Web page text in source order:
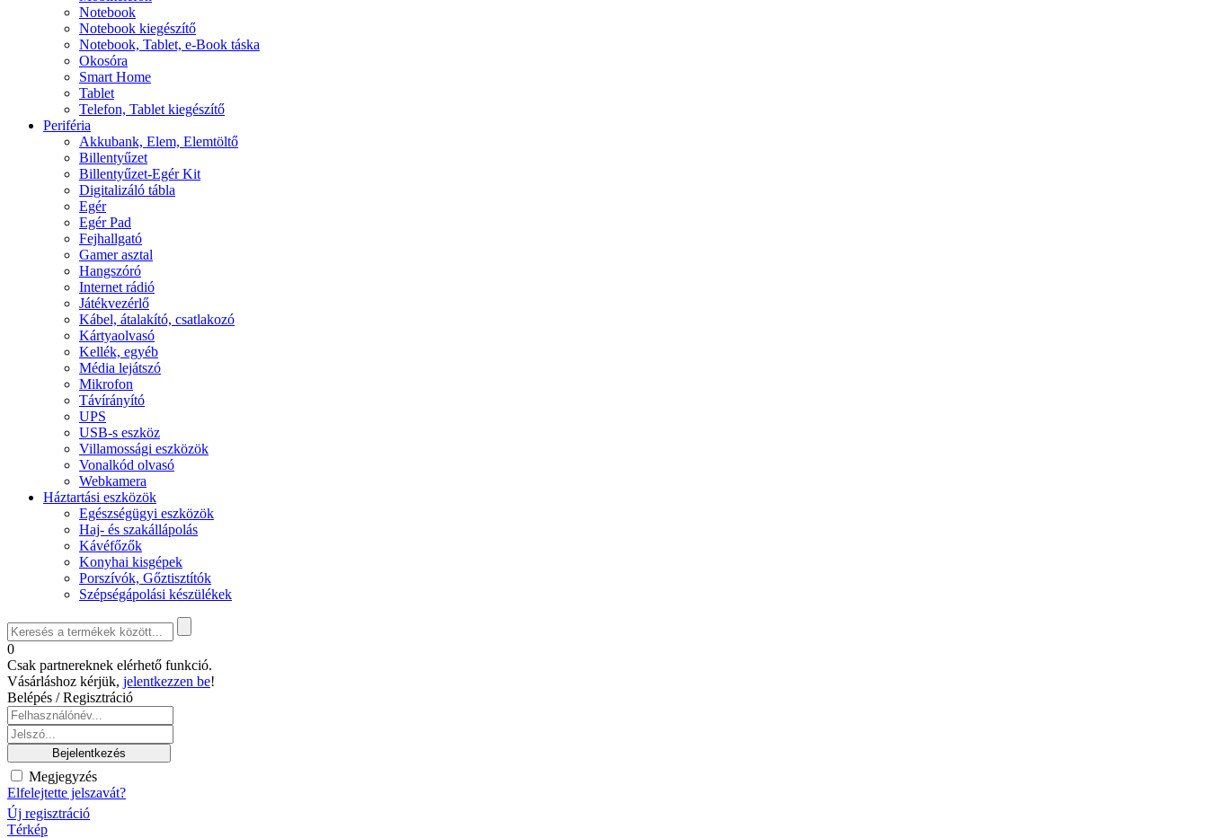
Notebook
Notebook kiegészítő
Notebook, Tablet, e-Book táska
Okosóra
Smart Home
Tablet
Telefon, Tablet kiegészítő
Periféria
Akkubank, Elem, Elemtöltő
Billentyűzet
Billentyűzet-Egér Kit
Digitalizáló tábla
Egér
Egér Pad
Fejhallgató
Gamer asztal
Hangszóró
Internet rádió
Játékvezérlő
Kábel, átalakító, csatlakozó
Kártyaolvasó
Kellék, egyéb
Média lejátszó
Mikrofon
Távírányító
UPS
USB-s eszköz
Villamossági eszközök
Vonalkód olvasó
Webkamera
Háztartási eszközök
Egészségügyi eszközök
Haj- és szakállápolás
Kávéfőzők
Konyhai kisgépek
Porszívók, Gőztisztítók
Szépségápolási készülékek
0
Csak partnereknek elérhető funkció.
Vásárláshoz kérjük, jelentkezzen be!
Belépés / Regisztráció
Megjegyzés
Elfelejtette jelszavát?
Új regisztráció
Térkép